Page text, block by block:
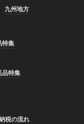
九州地方
特集
品特集
税の流れ